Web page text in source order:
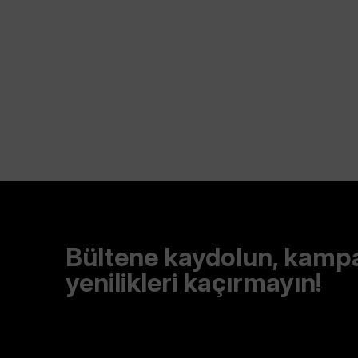
Bültene kaydolun,
yenilikleri kaçırmayın!